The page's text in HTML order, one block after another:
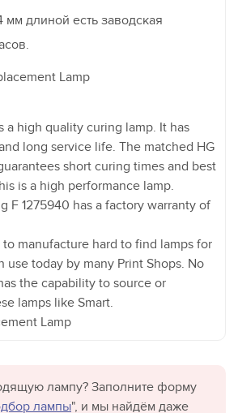
мм длиной есть заводская
Lamp
a high quality curing lamp. It has
long service life. The matched HG
short curing times and best
is a high performance lamp.
F 1275940 has a factory warranty of
manufacture hard to find lamps for
use today by many Print Shops. No
the capability to source or
lamps like Smart.
Lamp
лампу? Заполните форму
лампы", и мы найдём даже